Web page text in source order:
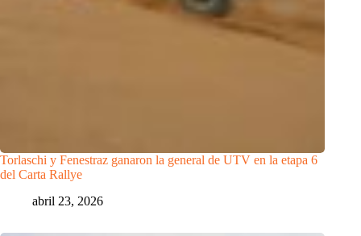
Torlaschi y Fenestraz ganaron la general de UTV en la etapa 6
del Carta Rallye
abril 23, 2026